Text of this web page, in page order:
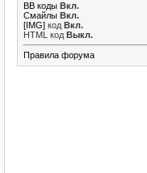
BB коды Вкл.
Смайлы Вкл.
[IMG] код Вкл.
HTML код Выкл.
Правила форума